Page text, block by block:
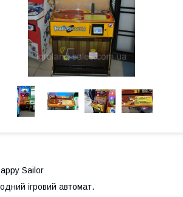
Sailor
ігровий автомат.